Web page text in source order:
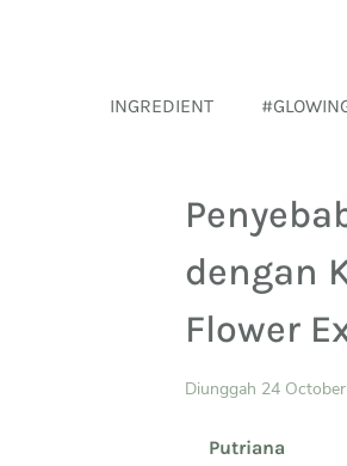
INGREDIENT
dengan
Flower
Diunggah 24
Putriana